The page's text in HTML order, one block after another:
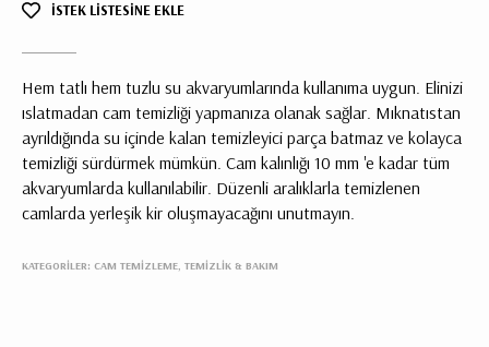
İSTEK LİSTESİNE EKLE
Hem tatlı hem tuzlu su akvaryumlarında kullanıma uygun. Elinizi
ıslatmadan cam temizliği yapmanıza olanak sağlar. Mıknatıstan
ayrıldığında su içinde kalan temizleyici parça batmaz ve kolayca
temizliği sürdürmek mümkün. Cam kalınlığı 10 mm 'e kadar tüm
akvaryumlarda kullanılabilir. Düzenli aralıklarla temizlenen
camlarda yerleşik kir oluşmayacağını unutmayın.
KATEGORİLER: CAM TEMIZLEME, TEMIZLIK & BAKIM